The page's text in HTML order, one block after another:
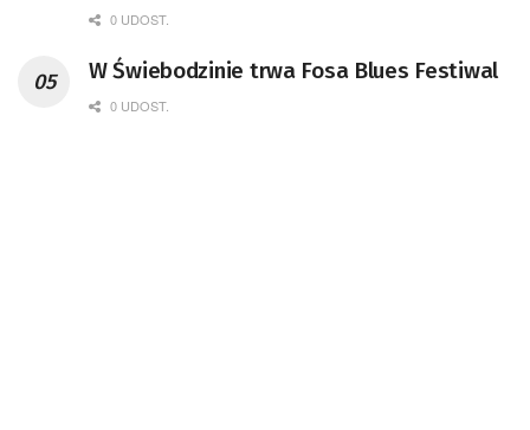
0 UDOST.
W Świebodzinie trwa Fosa Blues Festiwal
0 UDOST.